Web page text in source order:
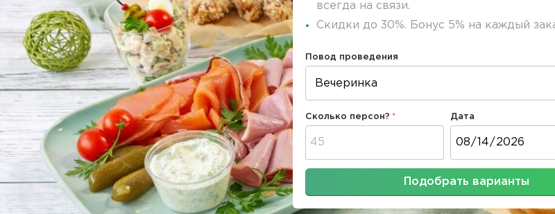
всегда на связи.
Скидки до 30%. Бонус 5% на каждый
Повод проведения
Сколько персон? Дата
Подобрать варианты